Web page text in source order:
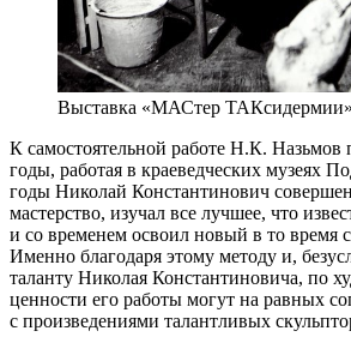
Выставка «МАСтер ТАКсидермии»
К самостоятельной работе Н.К. Назьмов
годы, работая в краеведческих музеях
годы Николай Константинович
мастерство, изучал все лучшее, что
и со временем освоил новый в то время
Именно благодаря этому методу и,
таланту Николая Константиновича, по
ценности его работы могут на равных
с произведениями талантливых